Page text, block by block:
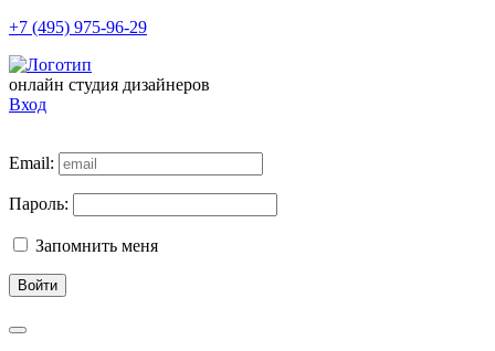
+7 (495) 975-96-29
онлайн студия дизайнеров
Вход
Email:
Пароль:
Запомнить меня
Войти